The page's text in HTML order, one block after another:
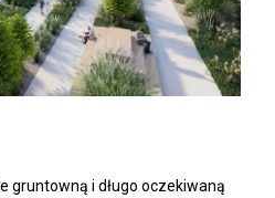
gruntowną i długo oczekiwaną